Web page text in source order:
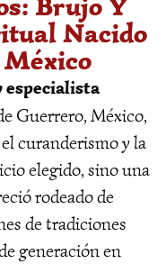
Nacido
especialista
Guerrero, México,
curanderismo y la
elegido, sino una
rodeado de
de tradiciones
generación en